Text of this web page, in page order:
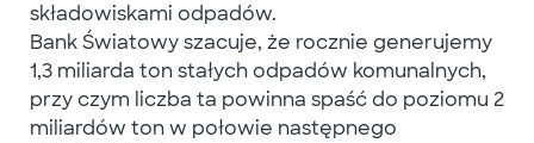
składowiskami odpadów.
Bank Światowy szacuje, że rocznie generujemy
1,3 miliarda ton stałych odpadów komunalnych,
przy czym liczba ta powinna spaść do poziomu 2
miliardów ton w połowie następnego